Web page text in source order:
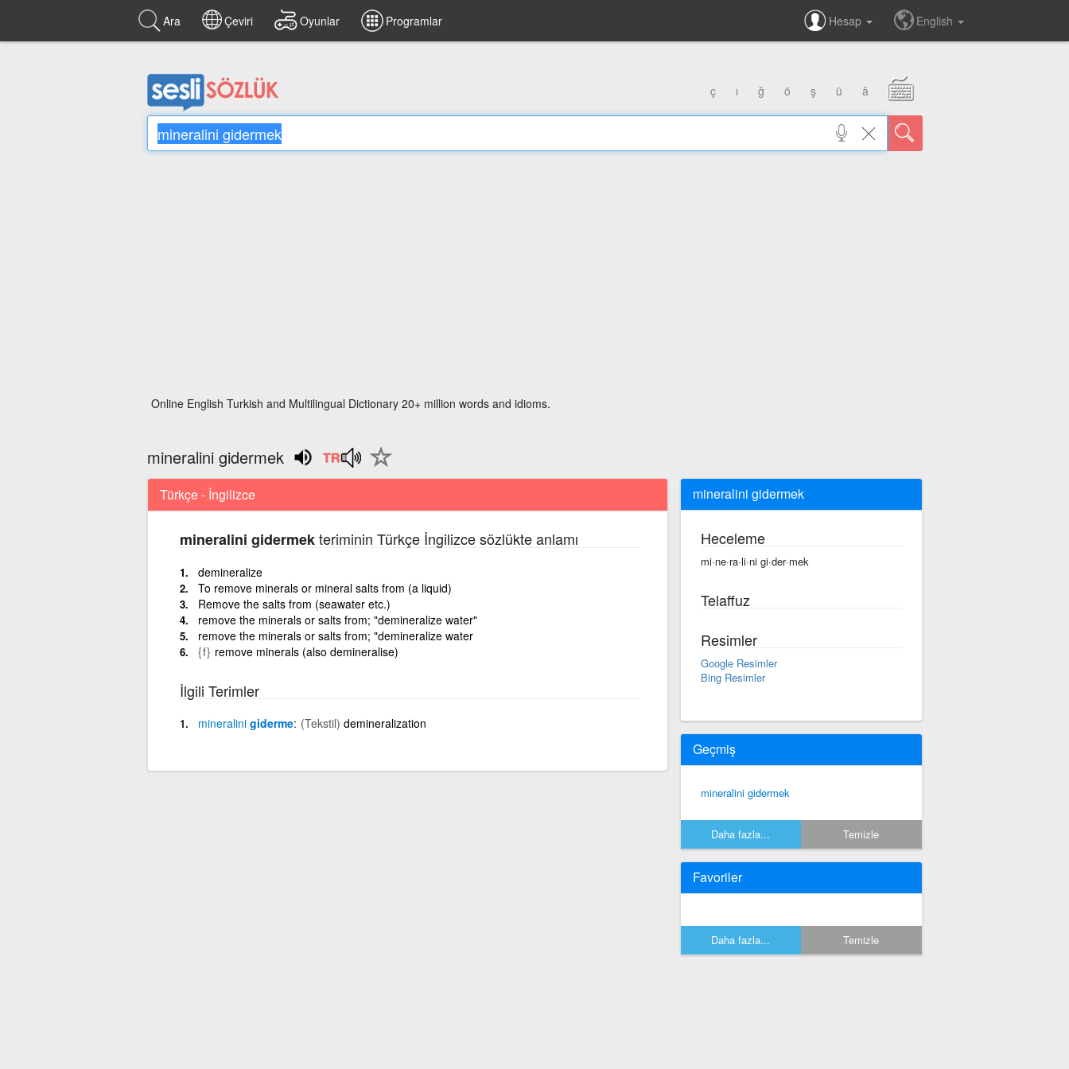
Ara Çeviri Oyunlar Programlar Hesap English
ç ı ğ ö ş ü â
Online English Turkish and Multilingual Dictionary 20+ million words and idioms.
mineralini gidermek
Türkçe - İngilizce
mineralini gidermekteriminin Türkçe İngilizce sözlükte anlamı
demineralize
To remove minerals or mineral salts from (a liquid)
Remove the salts from (seawater etc.)
remove the minerals or salts from; "demineralize water"
remove the minerals or salts from; "demineralize water
{f} remove minerals (also demineralise)
İlgili Terimler
mineralinigiderme (Tekstil) demineralization
mineralini gidermek
Heceleme
mi·ne·ra·li·ni gi·der·mek
Telaffuz
Resimler
Google Resimler
Bing Resimler
Geçmiş
mineralini gidermek
Daha fazla... Temizle
Favoriler
Daha fazla... Temizle